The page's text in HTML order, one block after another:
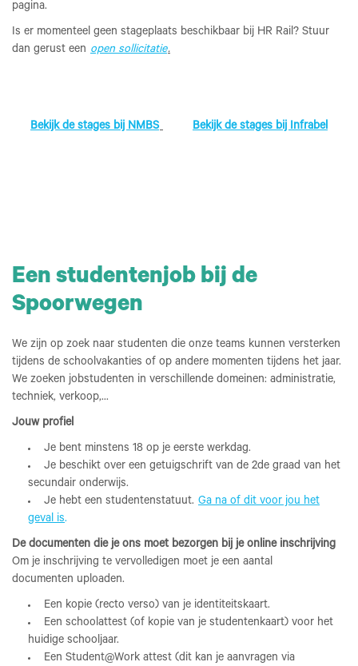
pagina.
Is er momenteel geen stageplaats beschikbaar bij HR Rail? Stuur
dan gerust een open sollicitatie.
Bekijk de stages bij NMBS Bekijk de stages bij Infrabel
Een studentenjob bij de
Spoorwegen
We zijn op zoek naar studenten die onze teams kunnen versterken
tijdens de schoolvakanties of op andere momenten tijdens het jaar.
We zoeken jobstudenten in verschillende domeinen: administratie,
techniek, verkoop,...
Jouw profiel
Je bent minstens 18 op je eerste werkdag.
Je beschikt over een getuigschrift van de 2de graad van het
secundair onderwijs.
Je hebt een studentenstatuut. Ga na of dit voor jou het
geval is.
De documenten die je ons moet bezorgen bij je online inschrijving
Om je inschrijving te vervolledigen moet je een aantal
documenten uploaden.
Een kopie (recto verso) van je identiteitskaart.
Een schoolattest (of kopie van je studentenkaart) voor het
huidige schooljaar.
Een Student@Work attest (dit kan je aanvragen via